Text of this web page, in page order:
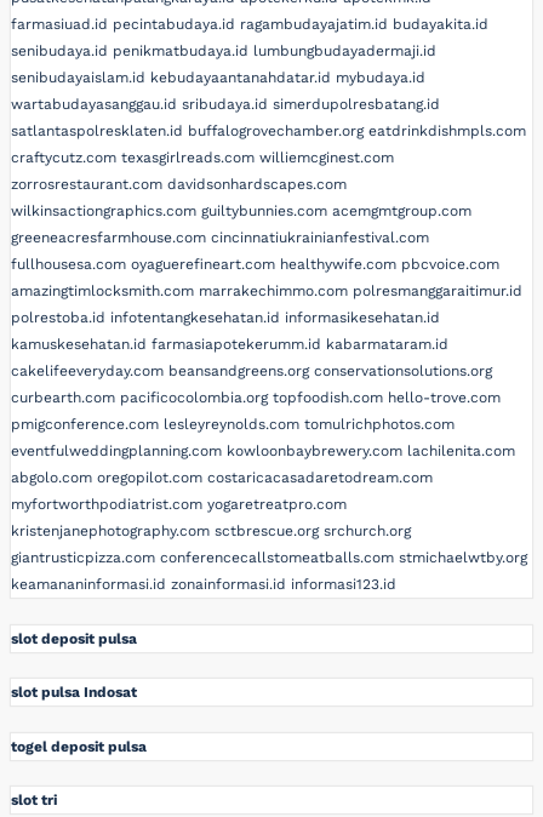
farmasiuad.id pecintabudaya.id ragambudayajatim.id budayakita.id
senibudaya.id penikmatbudaya.id lumbungbudayadermaji.id
senibudayaislam.id kebudayaantanahdatar.id mybudaya.id
wartabudayasanggau.id sribudaya.id simerdupolresbatang.id
satlantaspolresklaten.id buffalogrovechamber.org eatdrinkdishmpls.com
craftycutz.com texasgirlreads.com williemcginest.com
zorrosrestaurant.com davidsonhardscapes.com
wilkinsactiongraphics.com guiltybunnies.com acemgmtgroup.com
greeneacresfarmhouse.com cincinnatiukrainianfestival.com
fullhousesa.com oyaguerefineart.com healthywife.com pbcvoice.com
amazingtimlocksmith.com marrakechimmo.com polresmanggaraitimur.id
polrestoba.id infotentangkesehatan.id informasikesehatan.id
kamuskesehatan.id farmasiapotekerumm.id kabarmataram.id
cakelifeeveryday.com beansandgreens.org conservationsolutions.org
curbearth.com pacificocolombia.org topfoodish.com hello-trove.com
pmigconference.com lesleyreynolds.com tomulrichphotos.com
eventfulweddingplanning.com kowloonbaybrewery.com lachilenita.com
abgolo.com oregopilot.com costaricacasadaretodream.com
myfortworthpodiatrist.com yogaretreatpro.com
kristenjanephotography.com sctbrescue.org srchurch.org
giantrusticpizza.com conferencecallstomeatballs.com stmichaelwtby.org
keamananinformasi.id zonainformasi.id informasi123.id
slot deposit pulsa
slot pulsa Indosat
togel deposit pulsa
slot tri